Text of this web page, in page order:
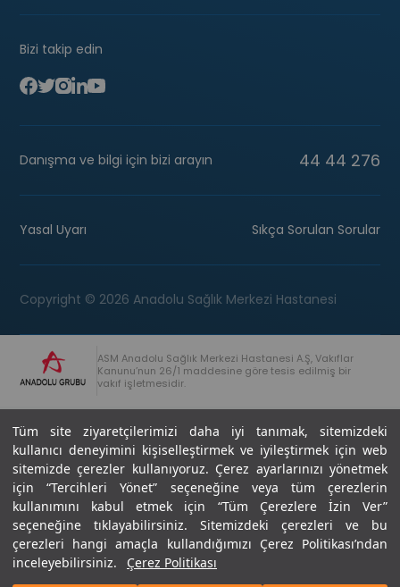
Tüm site ziyaretçilerimizi daha iyi tanımak, sitemizdeki
kullanıcı deneyimini kişiselleştirmek ve iyileştirmek için web
sitemizde çerezler kullanıyoruz. Çerez ayarlarınızı yönetmek
için “Tercihleri Yönet” seçeneğine veya tüm çerezlerin
kullanımını kabul etmek için “Tüm Çerezlere İzin Ver”
seçeneğine tıklayabilirsiniz. Sitemizdeki çerezleri ve bu
çerezleri hangi amaçla kullandığımızı Çerez Politikası’ndan
inceleyebilirsiniz.
Çerez Politikası
Bizi takip edin
Danışma ve bilgi için bizi arayın 44 44 276
Yasal Uyarı Sıkça Sorulan Sorular
Copyright © 2026 Anadolu Sağlık Merkezi Hastanesi
ASM Anadolu Sağlık Merkezi Hastanesi A.Ş, Vakıflar
Kanunu’nun 26/1 maddesine göre tesis edilmiş bir
vakıf işletmesidir.
Anadolu Grubu Danışma Hattı +90 (262) 678 54 00
Son Güncellenme: 07.07.2026
Editör : Didem Akçay Göktepe | 44 44 276